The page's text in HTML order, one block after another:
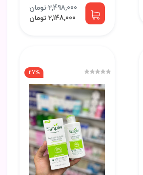
2,498,000 تومان
2,148,000 تومان
27%